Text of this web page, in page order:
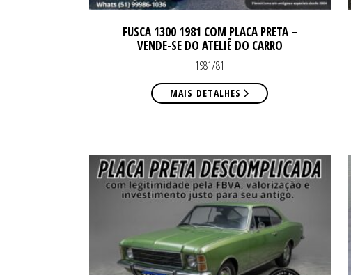
FUSCA 1300 1981 COM PLACA PRETA –
VENDE-SE DO ATELIÊ DO CARRO
1981/81
MAIS DETALHES